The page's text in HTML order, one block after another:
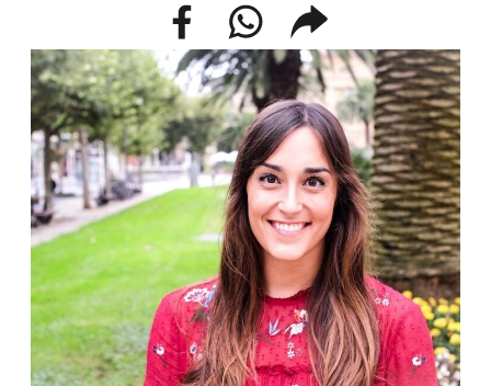
facebookwhatsappcompartir
enlace